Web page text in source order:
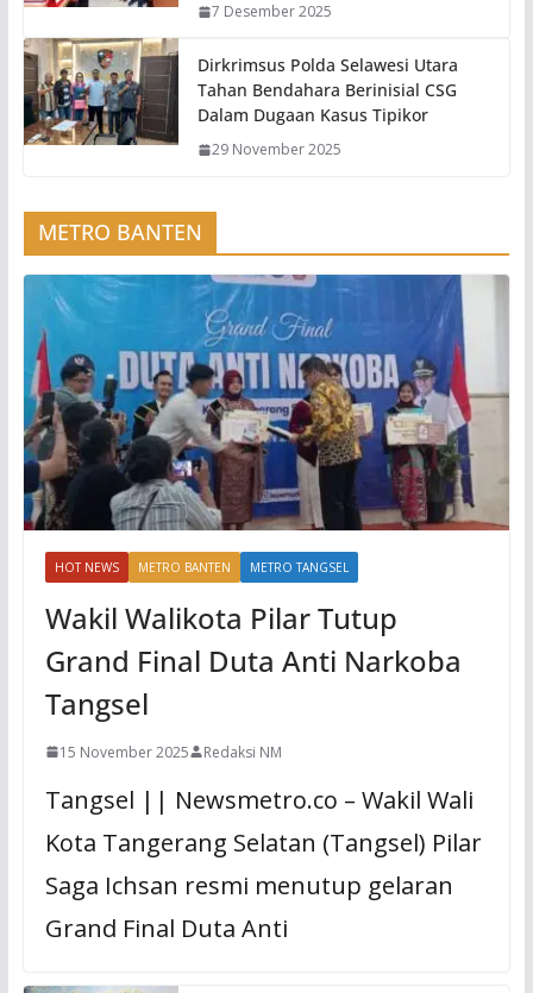
7 Desember 2025
Dirkrimsus Polda Selawesi Utara
Tahan Bendahara Berinisial CSG
Dalam Dugaan Kasus Tipikor
29 November 2025
METRO BANTEN
HOT NEWS METRO BANTEN METRO TANGSEL
Wakil Walikota Pilar Tutup
Grand Final Duta Anti Narkoba
Tangsel
15 November 2025 Redaksi NM
Tangsel || Newsmetro.co – Wakil Wali
Kota Tangerang Selatan (Tangsel) Pilar
Saga Ichsan resmi menutup gelaran
Grand Final Duta Anti